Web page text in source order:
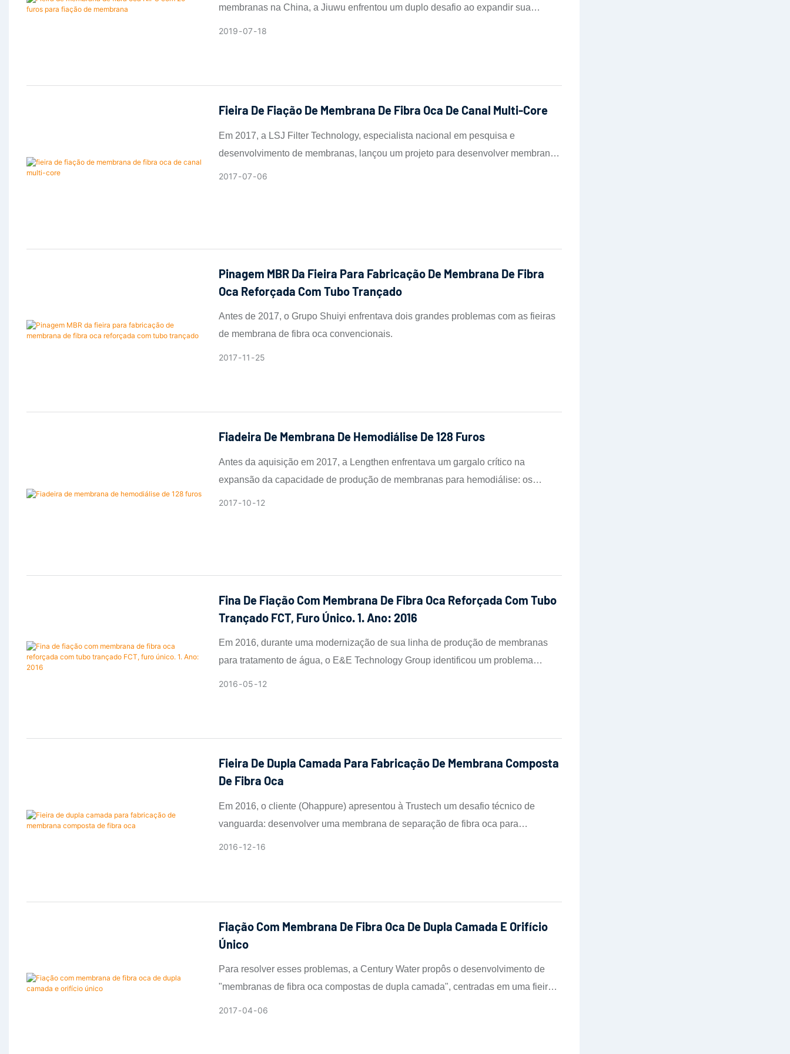
membranas na China, a Jiuwu enfrentou um duplo desafio ao expandir sua
2019 07 18
Fieira De Fiação De Membrana De Fibra Oca De Canal Multi-Core
Em 2017, a LSJ Filter Technology, especialista nacional em pesquisa e
desenvolvimento de membranas, lançou um projeto para desenvolver membranas
compostas multicanal de alto desempenho, visando superar o gargalo de fluxo e
2017 07 06
Pinagem MBR Da Fieira Para Fabricação De Membrana De Fibra
Oca Reforçada Com Tubo Trançado
Antes de 2017, o Grupo Shuiyi enfrentava dois grandes problemas com as fieiras
de membrana de fibra oca convencionais.
2017 11 25
Fiadeira De Membrana De Hemodiálise De 128 Furos
Antes da aquisição em 2017, a Lengthen enfrentava um gargalo crítico na
expansão da capacidade de produção de membranas para hemodiálise: os
prazos de entrega da produção de fieiras existentes eram de 6 a 12 meses,
2017 10 12
Fina De Fiação Com Membrana De Fibra Oca Reforçada Com Tubo
Trançado FCT, Furo Único. 1. Ano: 2016
Em 2016, durante uma modernização de sua linha de produção de membranas
para tratamento de água, o E&E Technology Group identificou um problema
2016 05 12
Fieira De Dupla Camada Para Fabricação De Membrana Composta
De Fibra Oca
Em 2016, o cliente (Ohappure) apresentou à Trustech um desafio técnico de
vanguarda: desenvolver uma membrana de separação de fibra oca para
ultrafiltração (UF) de alto desempenho.
2016 12 16
Fiação Com Membrana De Fibra Oca De Dupla Camada E Orifício
Único
Para resolver esses problemas, a Century Water propôs o desenvolvimento de
"membranas de fibra oca compostas de dupla camada", centradas em uma fieira
2017 04 06